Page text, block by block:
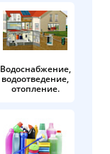
Водоснабжение,
водоотведение,
отопление.